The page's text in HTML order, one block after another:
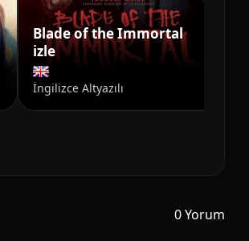
Blade of the Immortal
izle
İngilizce Altyazılı
0 Yorum